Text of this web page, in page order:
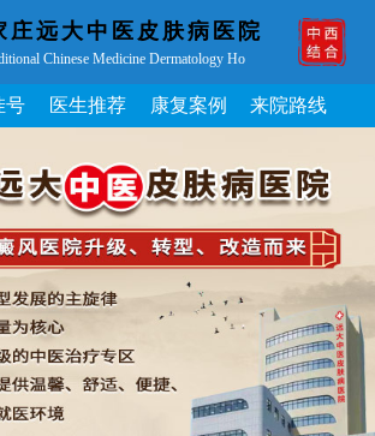
庄远大中医皮肤病医院
Chinese Medicine Dermatology Ho
号 医生推荐 康复案例 来院路线